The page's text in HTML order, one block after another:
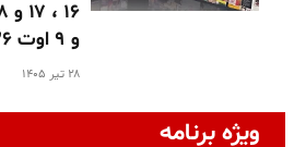
و ۹ اوت ۲۰۲۶
۲۸ تیر ۱۴۰۵
ویژه برنامه